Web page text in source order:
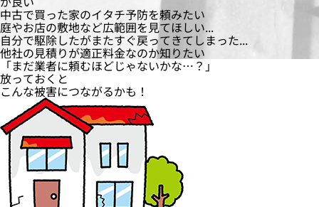
中古で買った家のイタチ予防を頼みたい
庭やお店の敷地など広範囲を見てほしい...
自分で駆除したがまたすぐ戻ってきてしまった...
他社の見積りが適正料金なのか知りたい
「まだ業者に頼むほどじゃないかな…？」
放っておくと
こんな被害につながるかも！